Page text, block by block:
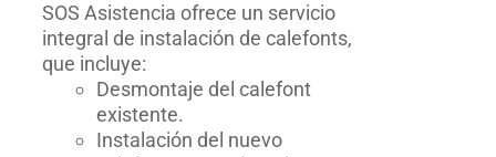
SOS Asistencia ofrece un servicio
integral de instalación de calefonts,
que incluye:
Desmontaje del calefont
existente.
Instalación del nuevo